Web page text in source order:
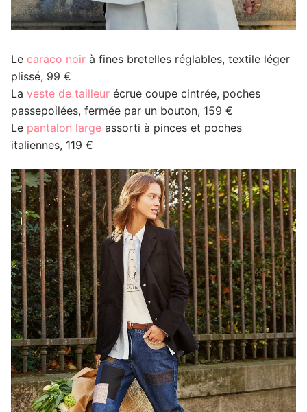
Le caraco noir à fines bretelles réglables, textile léger
plissé, 99 €
La veste de tailleur écrue coupe cintrée, poches
passepoilées, fermée par un bouton, 159 €
Le pantalon large assorti à pinces et poches
italiennes, 119 €